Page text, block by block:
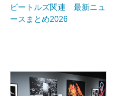
ビートルズ関連 最新ニュ
ースまとめ2026